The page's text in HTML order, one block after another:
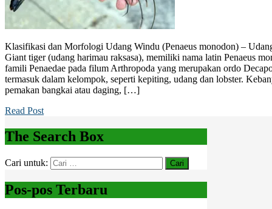
Klasifikasi dan Morfologi Udang Windu (Penaeus monodon) –
Giant tiger (udang harimau raksasa), memiliki nama latin Penaeus
famili Penaedae pada filum Arthropoda yang merupakan ordo
termasuk dalam kelompok, seperti kepiting, udang dan lobster.
pemakan bangkai atau daging, […]
Read Post
The Search Box
Cari untuk:
Pos-pos Terbaru